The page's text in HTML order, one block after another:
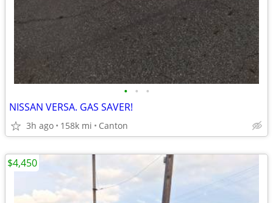
• • •
NISSAN VERSA. GAS SAVER!
3h ago 158k mi Canton
$4,450